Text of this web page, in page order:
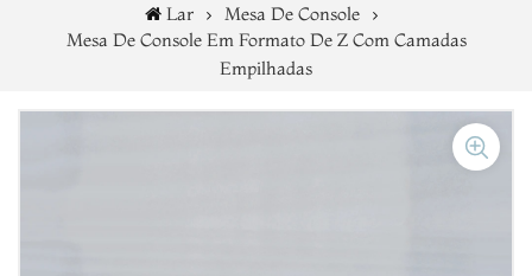
Lar
Mesa De Console
Mesa De Console Em Formato De Z Com Camadas
Empilhadas